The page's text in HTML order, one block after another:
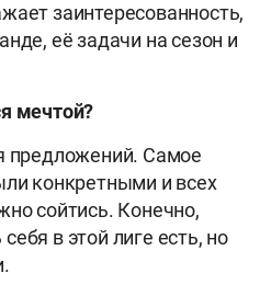
заинтересованность,
её задачи на сезон и
мечтой?
предложений. Самое
конкретными и всех
сойтись. Конечно,
в этой лиге есть, но